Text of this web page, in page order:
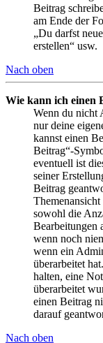
Beitrag
am Ende der
„Du darfst
erstellen“ usw.
Nach oben
Wie kann ich einen
Wenn du nicht
nur deine
kannst einen
Beitrag“-
eventuell ist
seiner
Beitrag
sowohl die
Bearbeitungen
wenn noch
wenn ein
überarbeitet
halten, eine
überarbeitet
einen Beitrag
darauf
Nach oben